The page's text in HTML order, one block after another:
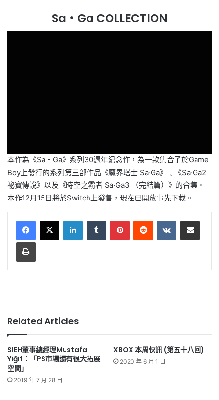
Sa・Ga COLLECTION
本作為《Sa・Ga》系列30週年紀念作，為一款集合了於Game
Boy上發行的系列第三部作品《魔界塔士 Sa·Ga》﹑《Sa·Ga2
祕寶傳說》以及《時空之霸者 Sa·Ga3 （完結篇）》的合集。
本作12月15日將於Switch上發售，現在已開放事先下載。
LinkedInTumblr PinterestReddit VKontakteShare via Email
Print
Related Articles
SIEH董事總經理Mustafa
Yiğit：「PS市場還有很大拓展
空間」
2019 年 7 月 28 日
XBOX 本周快訊 (第五十八回)
2020 年 6 月 1 日